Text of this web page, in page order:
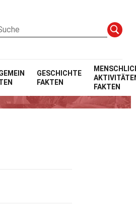
GESCHICHTE
FAKTEN
FAKTEN